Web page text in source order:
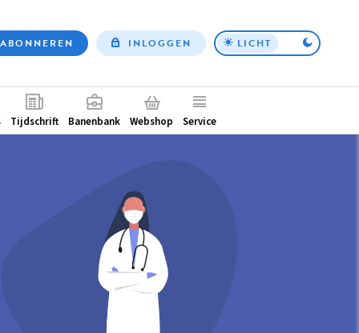
Top
ABONNEREN INLOGGEN LICHT
Tijdschrift Banenbank Webshop Service